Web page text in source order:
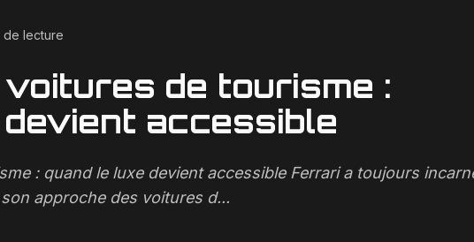
de lecture
de tourisme :
accessible
: quand le luxe devient accessible Ferrari a toujours
approche des voitures d...